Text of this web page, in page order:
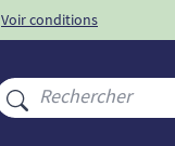
Voir conditions